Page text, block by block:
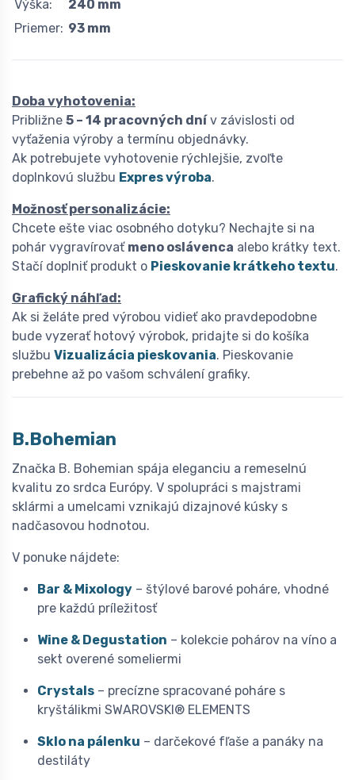
Výška:
240 mm
Priemer: 93 mm
Doba vyhotovenia:
Približne 5 – 14 pracovných dnív závislosti od
vyťaženia výroby a termínu objednávky.
Ak potrebujete vyhotovenie rýchlejšie, zvoľte
doplnkovú službu Expres výroba.
Možnosť personalizácie:
Chcete ešte viac osobného dotyku? Nechajte si na
pohár vygravírovať meno oslávenca alebo krátky text.
Stačí doplniť produkt o Pieskovanie krátkeho textu.
Grafický náhľad:
Ak si želáte pred výrobou vidieť ako pravdepodobne
bude vyzerať hotový výrobok, pridajte si do košíka
službu Vizualizácia pieskovania. Pieskovanie
prebehne až po vašom schválení grafiky.
B.Bohemian
Značka B. Bohemian spája eleganciu a remeselnú
kvalitu zo srdca Európy. V spolupráci s majstrami
sklármi a umelcami vznikajú dizajnové kúsky s
nadčasovou hodnotou.
V ponuke nájdete:
Bar & Mixology – štýlové barové poháre, vhodné
pre každú príležitosť
Wine & Degustation – kolekcie pohárov na víno a
sekt overené someliermi
Crystals – precízne spracované poháre s
kryštálikmi SWAROVSKI® ELEMENTS
Sklo na pálenku – darčekové fľaše a panáky na
destiláty